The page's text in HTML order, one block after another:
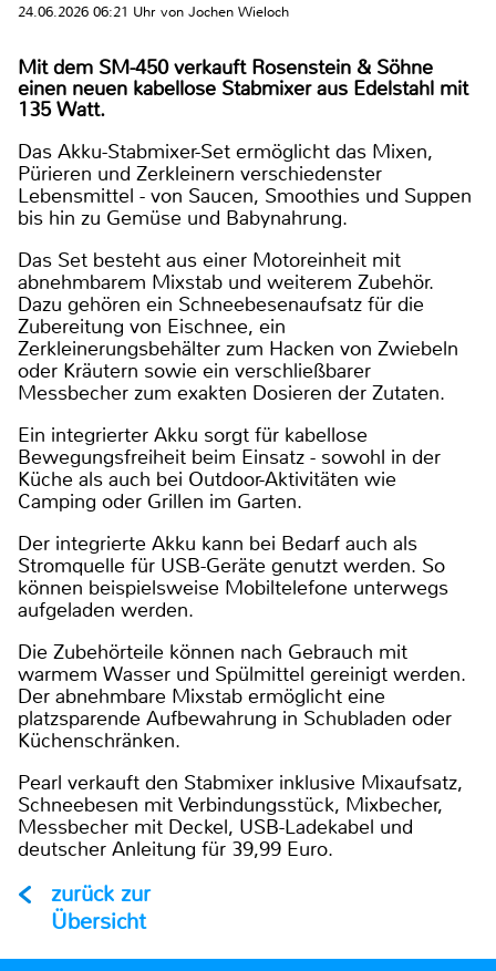
24.06.2026 06:21 Uhr von Jochen Wieloch
Mit dem SM-450 verkauft Rosenstein & Söhne
einen neuen kabellose Stabmixer aus Edelstahl mit
135 Watt.
Das Akku-Stabmixer-Set ermöglicht das Mixen,
Pürieren und Zerkleinern verschiedenster
Lebensmittel - von Saucen, Smoothies und Suppen
bis hin zu Gemüse und Babynahrung.
Das Set besteht aus einer Motoreinheit mit
abnehmbarem Mixstab und weiterem Zubehör.
Dazu gehören ein Schneebesenaufsatz für die
Zubereitung von Eischnee, ein
Zerkleinerungsbehälter zum Hacken von Zwiebeln
oder Kräutern sowie ein verschließbarer
Messbecher zum exakten Dosieren der Zutaten.
Ein integrierter Akku sorgt für kabellose
Bewegungsfreiheit beim Einsatz - sowohl in der
Küche als auch bei Outdoor-Aktivitäten wie
Camping oder Grillen im Garten.
Der integrierte Akku kann bei Bedarf auch als
Stromquelle für USB-Geräte genutzt werden. So
können beispielsweise Mobiltelefone unterwegs
aufgeladen werden.
Die Zubehörteile können nach Gebrauch mit
warmem Wasser und Spülmittel gereinigt werden.
Der abnehmbare Mixstab ermöglicht eine
platzsparende Aufbewahrung in Schubladen oder
Küchenschränken.
Pearl verkauft den Stabmixer inklusive Mixaufsatz,
Schneebesen mit Verbindungsstück, Mixbecher,
Messbecher mit Deckel, USB-Ladekabel und
deutscher Anleitung für 39,99 Euro.
zurück zur
Übersicht